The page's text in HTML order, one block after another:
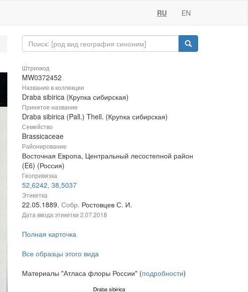
RU EN
Штрихкод
MW0372452
Название в коллекции
Draba sibirica (Крупка сибирская)
Принятое название
Draba sibirica (Pall.) Thell. (Крупка сибирская)
Семейство
Brassicaceae
Районирование
Восточная Европа, Центральный лесостепной район
(E6) (Россия)
Геопривязка
52,6242, 38,5037
Этикетка
22.05.1889. Собр. Ростовцев С. И.
Дата ввода этикетки 2.07.2018
Полная карточка
Все образцы этого вида
Материалы "Атласа флоры России" (подробности)